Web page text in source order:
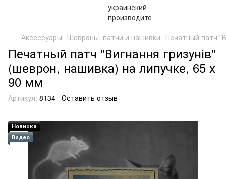
Аксессуары Шевроны, патчи и нашивки Печатный патч
Печатный патч "Вигнання гризунів"
(шеврон, нашивка) на липучке, 65 х
90 мм
Артикул: 8134 Оставить отзыв
Новинка
Видео